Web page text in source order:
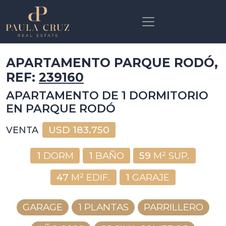
APARTAMENTO PARQUE RODÓ,
REF: 239160
APARTAMENTO DE 1 DORMITORIO
EN PARQUE RODÓ
VENTA USD 183.750
1 DORM 1 BAÑO 59 M² SUP.
47 M² EDIF. 1 GARAJE
GARAGE 1 PLANTAS
PARRILLERO